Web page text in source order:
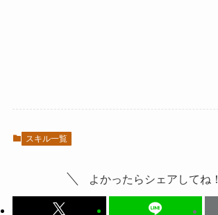
スキル一覧
よかったらシェアしてね！